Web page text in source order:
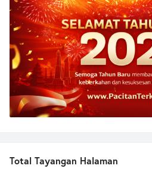
Total Tayangan Halaman